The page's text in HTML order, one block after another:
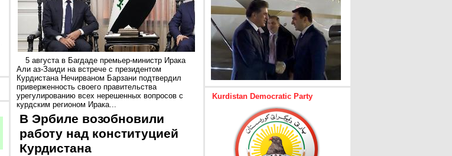
5 августа в Багдаде премьер-министр Ирака
Али аз-Заиди на встрече с президентом
Курдистана Нечирваном Барзани подтвердил
приверженность своего правительства
урегулированию всех нерешенных вопросов с
курдским регионом Ирака...
В Эрбиле возобновили
работу над конституцией
Курдистана
Kurdistan Democratic Party